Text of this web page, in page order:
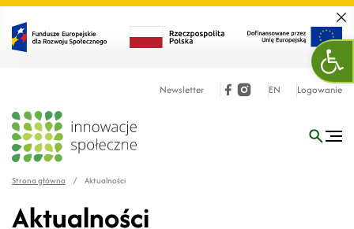
Newsletter EN Logowanie
Strona główna / Aktualności
Aktualności